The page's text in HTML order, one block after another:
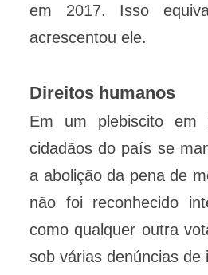
em 2017. Isso
acrescentou ele.
Direitos humanos
Em um plebiscito em
cidadãos do país se
a abolição da pena de
não foi reconhecido
como qualquer outra
sob várias denúncias de